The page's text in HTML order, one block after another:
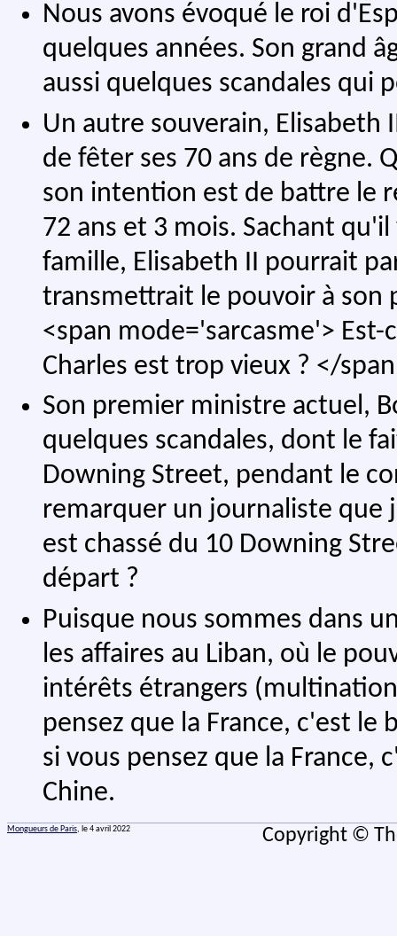
Nous avons évoqué le roi
quelques années. Son grand
aussi quelques scandales qui
Un autre souverain, Elisabeth
de fêter ses 70 ans de règne.
son intention est de battre le
72 ans et 3 mois. Sachant
famille, Elisabeth II pourrait
transmettrait le pouvoir à son
<span mode='sarcasme'>
Charles est trop vieux ? </
Son premier ministre actuel,
quelques scandales, dont le
Downing Street, pendant le
remarquer un journaliste que
est chassé du 10 Downing
départ ?
Puisque nous sommes dans
les affaires au Liban, où le
intérêts étrangers
pensez que la France, c'est le
si vous pensez que la France,
Chine.
Mongueurs de Paris, le 4 avril 2022 Copyright ©